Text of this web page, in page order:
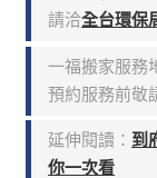
請洽全台環保
一福搬家服務
預約服務前敬
延伸閱讀： 到
你一次看